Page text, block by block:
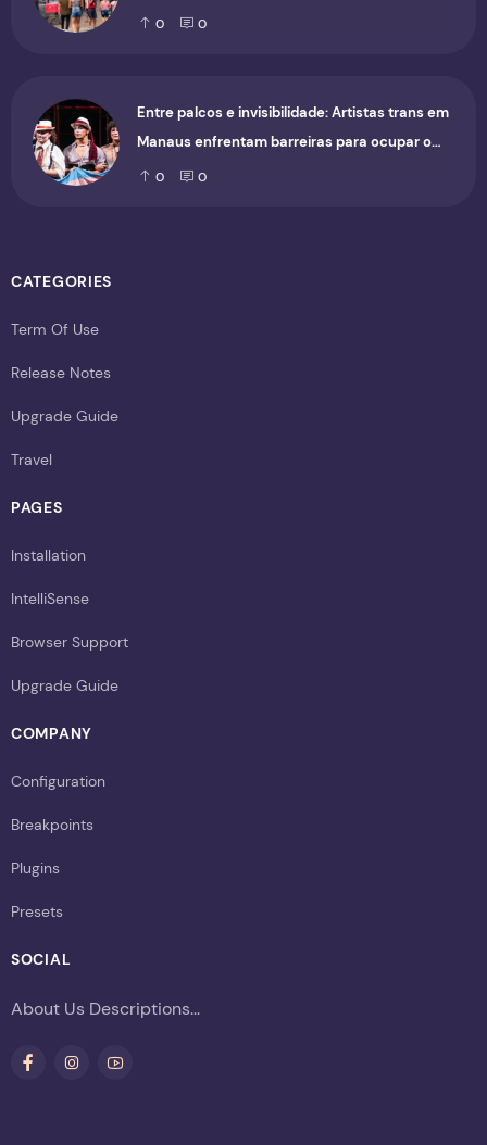
0 0
Entre palcos e invisibilidade: Artistas trans em
Manaus enfrentam barreiras para ocupar o
cenário cultural
0 0
CATEGORIES
Term Of Use
Release Notes
Upgrade Guide
Travel
PAGES
Installation
IntelliSense
Browser Support
Upgrade Guide
COMPANY
Configuration
Breakpoints
Plugins
Presets
SOCIAL
About Us Descriptions...